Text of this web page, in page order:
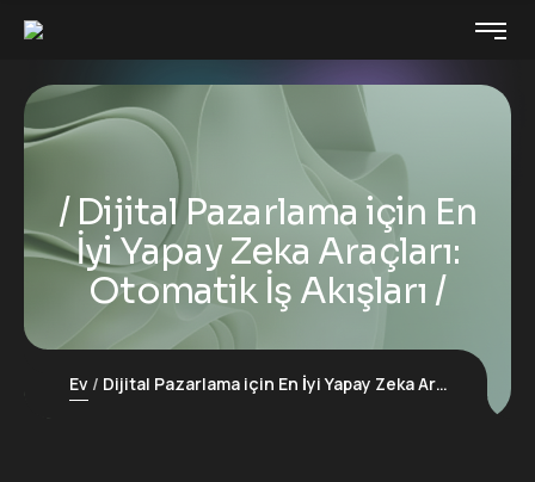
Dijital Pazarlama için En
İyi Yapay Zeka Araçları:
Otomatik İş Akışları
Ev Dijital Pazarlama için En İyi Yapay Zeka Araçları: Otomatik İş Akışları